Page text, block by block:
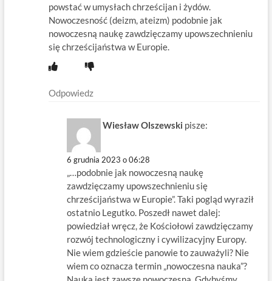
powstać w umysłach chrześcijan i żydów.
Nowoczesność (deizm, ateizm) podobnie jak
nowoczesną naukę zawdzięczamy upowszechnieniu
się chrześcijaństwa w Europie.
Odpowiedz
Wiesław Olszewski pisze:
6 grudnia 2023 o 06:28
„…podobnie jak nowoczesną naukę
zawdzięczamy upowszechnieniu się
chrześcijaństwa w Europie”. Taki pogląd wyraził
ostatnio Legutko. Poszedł nawet dalej:
powiedział wręcz, że Kościołowi zawdzięczamy
rozwój technologiczny i cywilizacyjny Europy.
Nie wiem gdzieście panowie to zauważyli? Nie
wiem co oznacza termin „nowoczesna nauka”?